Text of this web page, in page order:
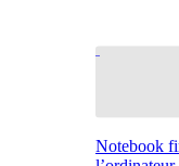
Notebook